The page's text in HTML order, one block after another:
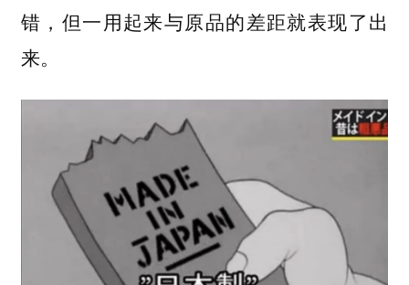
错，但一用起来与原品的差距就表现了出
来。